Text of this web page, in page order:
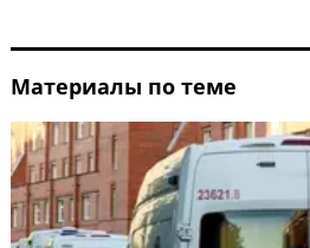
Материалы по теме